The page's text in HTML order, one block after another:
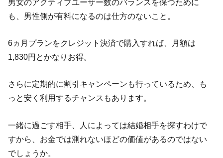
も、男性側が有料になるのは仕方のないこと。
6ヵ月プランをクレジット決済で購入すれば、月額は
1,830円とかなりお得。
さらに定期的に割引キャンペーンも行っているため、も
っと安く利用するチャンスもあります。
一緒に過ごす相手、人によっては結婚相手を探すわけで
すから、お金では測れないほどの価値があるのではない
でしょうか。